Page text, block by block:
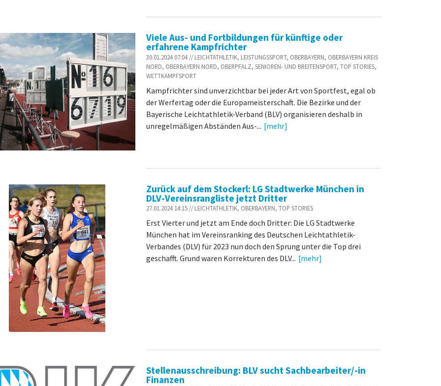
Viele Aus- und Fortbildungen für künftige oder
erfahrene Kampfrichter
30.01.2024 07:04 // LEICHTATHLETIK, LEISTUNGSSPORT, OBERBAYERN, OBERBAYERN KREIS
NORD, OBERBAYERN NORD, OBERPFALZ, SENIOREN- UND BREITENSPORT, TOP STORIES,
WETTKAMPFSPORT
Kampfrichter sind unverzichtbar bei jeder Art von Sportfest, egal ob
der Werfertag oder die Europameisterschaft. Die Bezirke und der
Bayerische Leichtathletik-Verband (BLV) organisieren deshalb in
unregelmäßigen Abständen Aus-... [mehr]
Zurück auf dem Stockerl: LG Stadtwerke München in
DLV-Vereinsrangliste jetzt Dritter
27.01.2024 14:15 // LEICHTATHLETIK, OBERBAYERN, TOP STORIES
Erst Vierter und jetzt am Ende doch Dritter: Die LG Stadtwerke
München hat im Vereinsranking des Deutschen Leichtathletik-
Verbandes (DLV) für 2023 nun doch den Sprung unter die Top drei
geschafft. Grund waren Korrekturen des DLV... [mehr]
Stellenausschreibung: BLV sucht Sachbearbeiter/-in
Finanzen